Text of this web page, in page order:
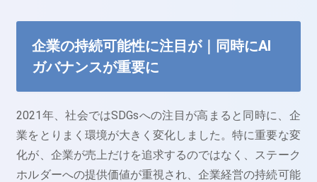
企業の持続可能性に注目が｜同時にAI
ガバナンスが重要に
2021年、社会ではSDGsへの注目が高まると同時に、企
業をとりまく環境が大きく変化しました。特に重要な変
化が、企業が売上だけを追求するのではなく、ステーク
ホルダーへの提供価値が重視され、企業経営の持続可能